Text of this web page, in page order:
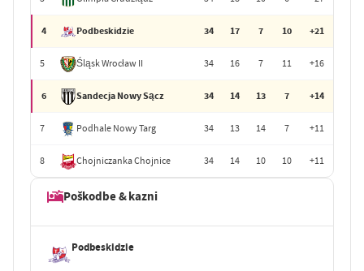
4 Podbeskidzie 34 17 7 10 +21
5 Śląsk Wrocław II 34 16 7 11 +16
6 Sandecja Nowy Sącz 34 14 13 7 +14
7 Podhale Nowy Targ 34 13 14 7 +11
8 Chojniczanka Chojnice 34 14 10 10 +11
Poškodbe & kazni
Podbeskidzie